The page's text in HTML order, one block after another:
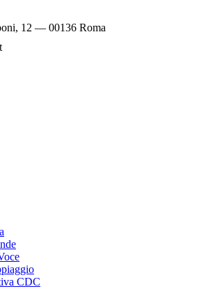
12 — 00136 Roma
CDC